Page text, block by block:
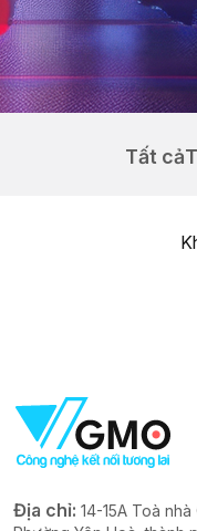
Tất cả
Địa chỉ: 14-15A Toà nhà